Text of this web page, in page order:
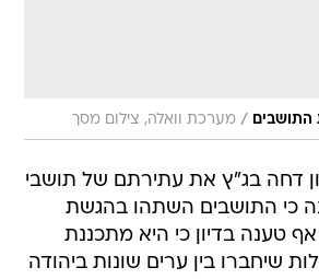
/ מערכת וואלה, צילום מסך
דחה בג"ץ את עתירתם של תושבי
כי התושבים השתהו בהגשת
טענה בדיון כי היא מתכננת
שיחברו בין ערים שונות ביהודה